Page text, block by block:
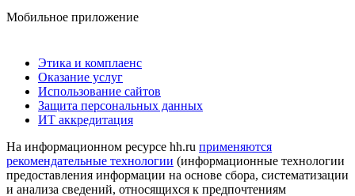
Мобильное приложение
Этика и комплаенс
Оказание услуг
Использование сайтов
Защита персональных данных
ИТ аккредитация
На информационном ресурсе hh.ru применяются
рекомендательные технологии (информационные технологии
предоставления информации на основе сбора, систематизации
и анализа сведений, относящихся к предпочтениям